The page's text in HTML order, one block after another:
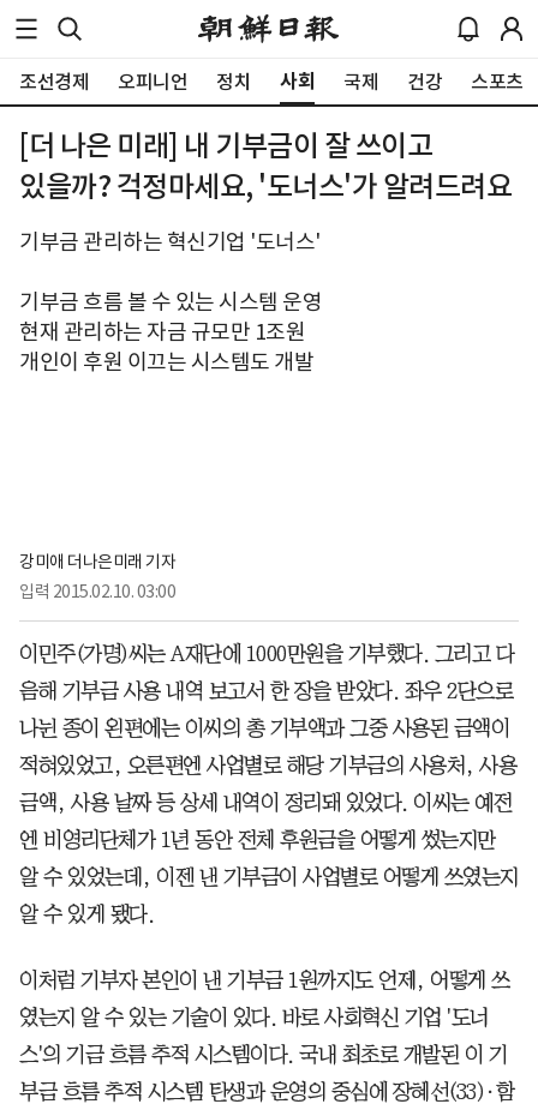
조선경제 오피니언 정치 사회 국제 건강 스포츠
[더 나은 미래] 내 기부금이 잘 쓰이고
있을까? 걱정마세요, '도너스'가 알려드려요
기부금 관리하는 혁신기업 '도너스'
기부금 흐름 볼 수 있는 시스템 운영
현재 관리하는 자금 규모만 1조원
개인이 후원 이끄는 시스템도 개발
강미애 더나은미래 기자
입력 2015.02.10. 03:00
이민주(가명)씨는 A재단에 1000만원을 기부했다. 그리고 다
음해 기부금 사용 내역 보고서 한 장을 받았다. 좌우 2단으로
나뉜 종이 왼편에는 이씨의 총 기부액과 그중 사용된 금액이
적혀있었고, 오른편엔 사업별로 해당 기부금의 사용처, 사용
금액, 사용 날짜 등 상세 내역이 정리돼 있었다. 이씨는 예전
엔 비영리단체가 1년 동안 전체 후원금을 어떻게 썼는지만
알 수 있었는데, 이젠 낸 기부금이 사업별로 어떻게 쓰였는지
알 수 있게 됐다.
이처럼 기부자 본인이 낸 기부금 1원까지도 언제, 어떻게 쓰
였는지 알 수 있는 기술이 있다. 바로 사회혁신 기업 '도너
스'의 기금 흐름 추적 시스템이다. 국내 최초로 개발된 이 기
부금 흐름 추적 시스템 탄생과 운영의 중심에 장혜선(33)·함